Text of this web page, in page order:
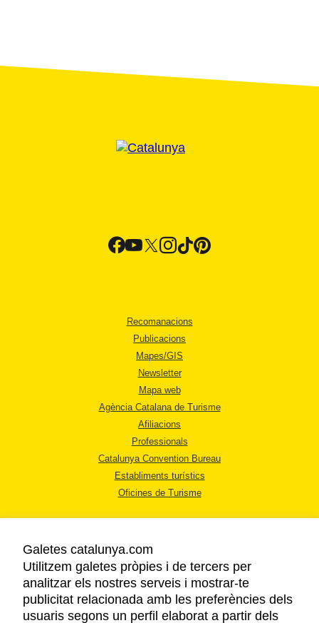
Recomanacions
Publicacions
Mapes/GIS
Newsletter
Mapa web
Agència Catalana de Turisme
Afiliacions
Professionals
Catalunya Convention Bureau
Establiments turístics
Oficines de Turisme
AVÍS LEGAL
POLÍTICA DE PRIVACITAT
Galetes catalunya.com
Utilitzem galetes pròpies i de tercers per
analitzar els nostres serveis i mostrar-te
publicitat relacionada amb les preferències dels
usuaris segons un perfil elaborat a partir dels